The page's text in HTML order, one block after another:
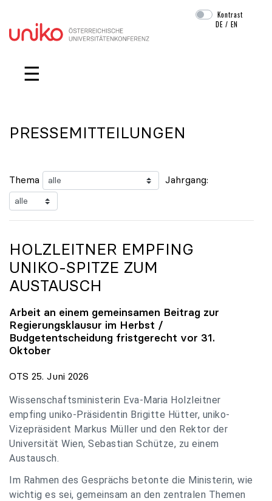
Navigation überspringen
Kontrast
DE /EN
☰
PRESSEMITTEILUNGEN
Thema Jahrgang:
HOLZLEITNER EMPFING
UNIKO-SPITZE ZUM
AUSTAUSCH
Arbeit an einem gemeinsamen Beitrag zur
Regierungsklausur im Herbst /
Budgetentscheidung fristgerecht vor 31.
Oktober
OTS 25. Juni 2026
Wissenschaftsministerin Eva-Maria Holzleitner
empfing uniko-Präsidentin Brigitte Hütter, uniko-
Vizepräsident Markus Müller und den Rektor der
Universität Wien, Sebastian Schütze, zu einem
Austausch.
Im Rahmen des Gesprächs betonte die Ministerin, wie
wichtig es sei, gemeinsam an den zentralen Themen